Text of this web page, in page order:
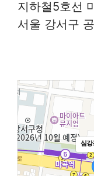
지하철5호선
서울 강서구
심강